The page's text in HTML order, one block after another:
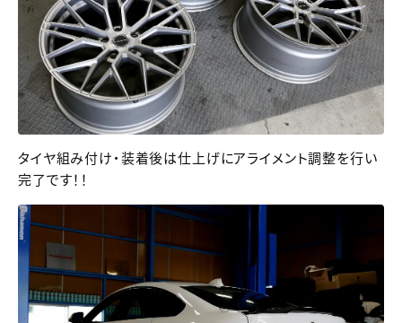
タイヤ組み付け・装着後は仕上げにアライメント調整を行い
完了です！！